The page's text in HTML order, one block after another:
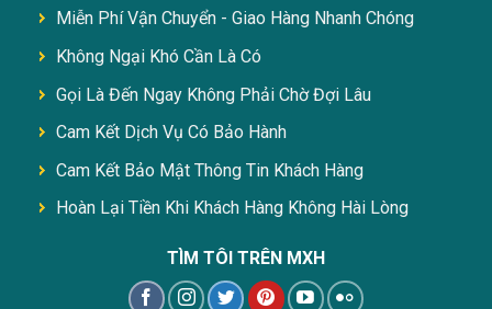
Miễn Phí Vận Chuyển - Giao Hàng Nhanh Chóng
Không Ngại Khó Cần Là Có
Gọi Là Đến Ngay Không Phải Chờ Đợi Lâu
Cam Kết Dịch Vụ Có Bảo Hành
Cam Kết Bảo Mật Thông Tin Khách Hàng
Hoàn Lại Tiền Khi Khách Hàng Không Hài Lòng
TÌM TÔI TRÊN MXH